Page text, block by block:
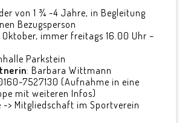
von 1 ¾ -4 Jahre, in Begleitung
Bezugsperson
Oktober, immer freitags 16.00 Uhr –
Parkstein
: Barbara Wittmann
7527130 (Aufnahme in eine
mit weiteren Infos)
-> Mitgliedschaft im Sportverein